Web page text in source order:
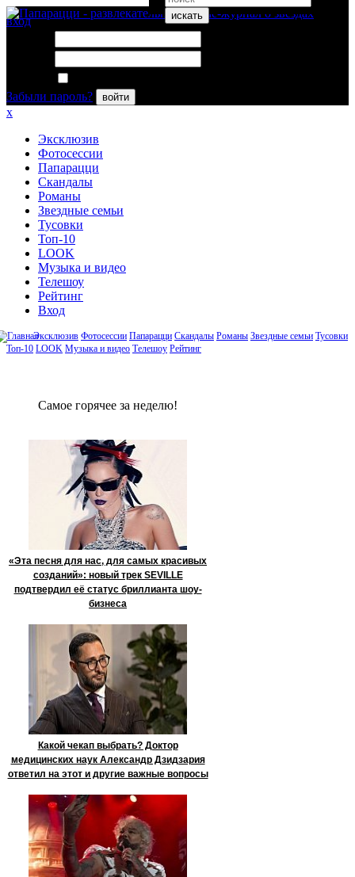
искать
вход
Забыли пароль?
войти
x
Эксклюзив
Фотосессии
Папарацци
Скандалы
Романы
Звездные семьи
Тусовки
Топ-10
LOOK
Музыка и видео
Телешоу
Рейтинг
Вход
Эксклюзив Фотосессии Папарацци Скандалы Романы Звездные семьи Тусовки
Топ-10 LOOK Музыка и видео Телешоу Рейтинг
Сaмое гoрячее за неделю!
«Эта песня для нас, для самых красивых
созданий»: новый трек SEVILLE
подтвердил её статус бриллианта шоу-
бизнеса
Какой чекап выбрать? Доктор
медицинских наук Александр Дзидзария
ответил на этот и другие важные вопросы